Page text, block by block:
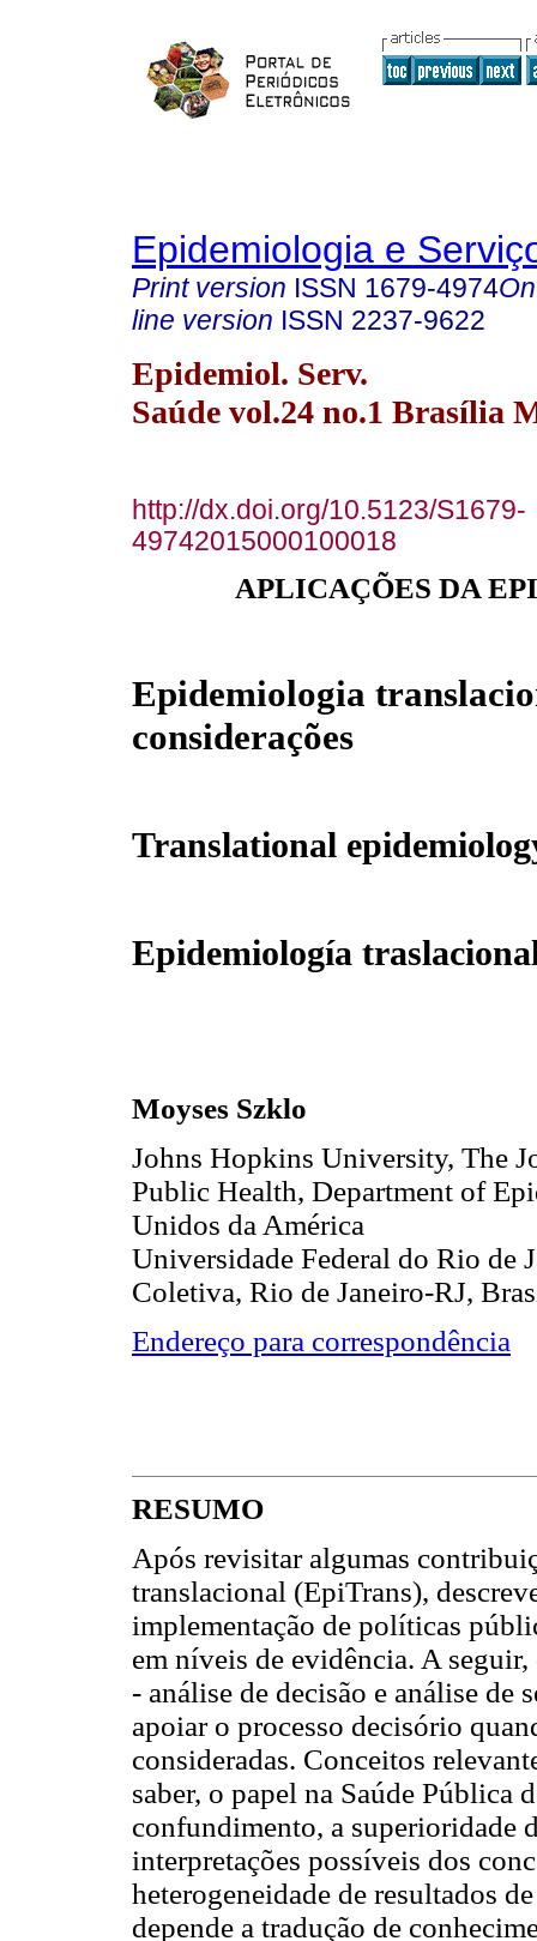
Epidemiologia e
Print version ISSN 1679-4974
line version ISSN 2237-9622
Epidemiol. Serv.
Saúde vol.24 no.1 Brasília
http://dx.doi.org/10.5123/S1679-
49742015000100018
APLICAÇÕES DA
Epidemiologia
considerações
Translational
Epidemiología
Moyses Szklo
Johns Hopkins University, The
Public Health, Department of
Unidos da América
Universidade Federal do Rio de
Coletiva, Rio de Janeiro-RJ,
Endereço para correspondência
RESUMO
Após revisitar algumas
translacional (EpiTrans),
implementação de políticas
em níveis de evidência. A
- análise de decisão e análise
apoiar o processo decisório
consideradas. Conceitos
saber, o papel na Saúde Pública
confundimento, a superioridade
interpretações possíveis dos
heterogeneidade de resultados
depende a tradução de